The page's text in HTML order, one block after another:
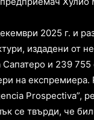
2025 г. и
издадени от
и 239
на експремиера.
Prospectiva”,
се твърди, че